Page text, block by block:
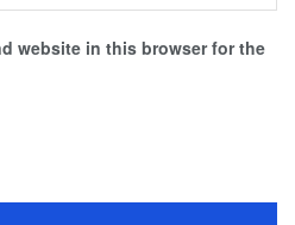
website in this browser for the